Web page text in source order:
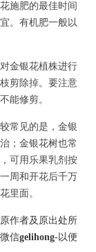
施肥的最佳时间
。有机肥一般以
金银花植株进行
剪除掉。要注意
能修剪。
常见的是，金银
；金银花树也常
可用乐果乳剂按
周和开花后千万
里面。
作者及原出处所
信gelihong-以便